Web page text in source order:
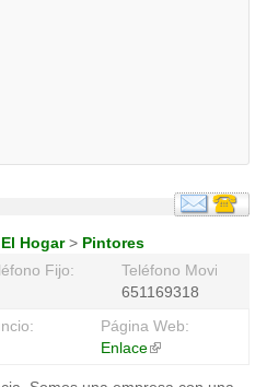
Hogar> Pintores
Fijo:
Teléfono Movil:
651169318
Página Web:
Enlace(link